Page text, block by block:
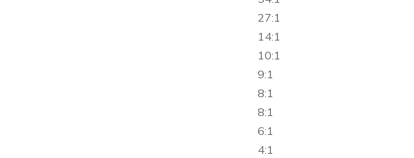
27:1
14:1
10:1
9:1
8:1
8:1
6:1
4:1